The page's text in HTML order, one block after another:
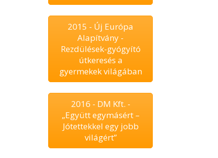
2015 - Új Európa
Alapítvány -
Rezdülések-gyógyító
útkeresés a
gyermekek világában
2016 - DM Kft. -
„Együtt egymásért –
Jótettekkel egy jobb
világért”